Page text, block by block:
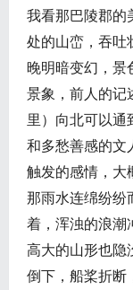
我看那巴陵郡的
处的山峦，吞吐
晚明暗变幻，景
景象，前人的记
里）向北可以通
和多愁善感的文
触发的感情，大
那雨水连绵纷纷
着，浑浊的浪潮
高大的山形也隐
倒下，船桨折断